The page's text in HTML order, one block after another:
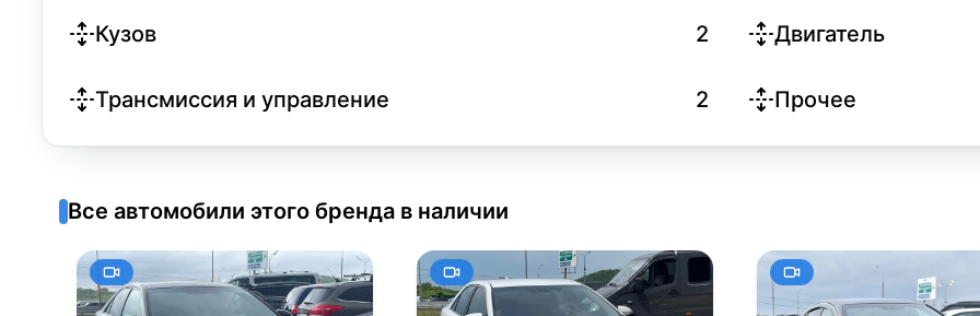
Кузов 2 Двигатель
Трансмиссия и управление 2 Прочее
Все автомобили этого бренда в наличии